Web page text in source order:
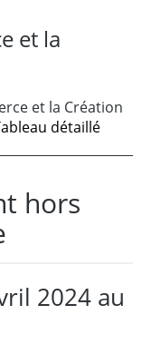
et la
et la Création
détaillé
hors
2024 au